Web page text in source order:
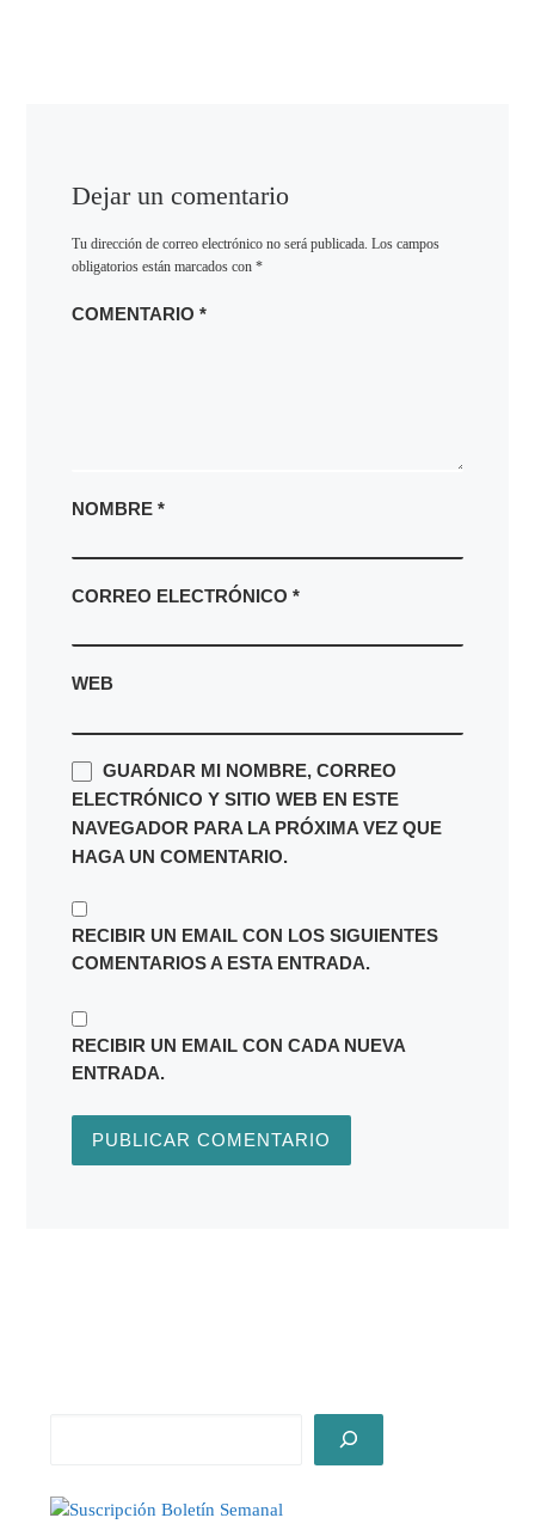
Dejar un comentario
Tu dirección de correo electrónico no será publicada. Los campos
obligatorios están marcados con *
COMENTARIO *
NOMBRE *
CORREO ELECTRÓNICO *
WEB
GUARDAR MI NOMBRE, CORREO
ELECTRÓNICO Y SITIO WEB EN ESTE
NAVEGADOR PARA LA PRÓXIMA VEZ QUE
HAGA UN COMENTARIO.
RECIBIR UN EMAIL CON LOS SIGUIENTES
COMENTARIOS A ESTA ENTRADA.
RECIBIR UN EMAIL CON CADA NUEVA
ENTRADA.